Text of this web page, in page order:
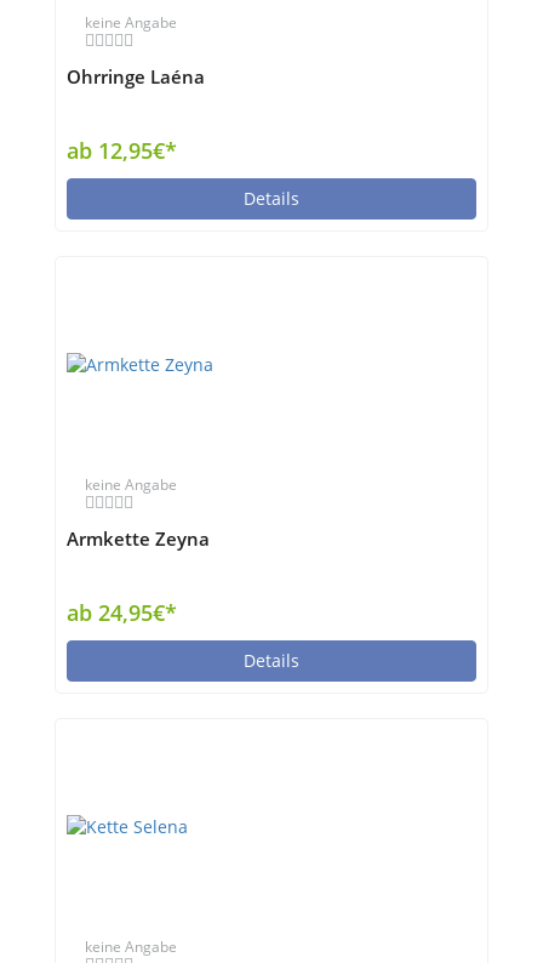
keine Angabe
Ohrringe Laéna
ab 12,95€*
Details
keine Angabe
Armkette Zeyna
ab 24,95€*
Details
keine Angabe